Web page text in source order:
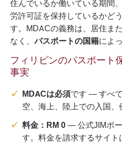
住んでいるか働いている期間
労許可証を保持しているかど
す。MDACの義務は、居住ま
なく、パスポートの国籍によ
フィリピンのパスポート
事実
MDACは必須です — すべ
空、海上、陸上での入国
料金：RM 0— 公式JIMポ
す。料金を請求するサイ